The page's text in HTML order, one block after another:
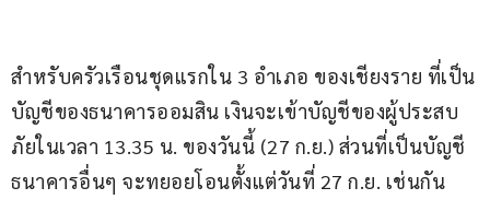
สำหรับครัวเรือนชุดแรกใน 3 อำเภอ ของเชียงราย ที่เป็น
บัญชีของธนาคารออมสิน เงินจะเข้าบัญชีของผู้ประสบ
ภัยในเวลา 13.35 น. ของวันนี้ (27 ก.ย.) ส่วนที่เป็นบัญชี
ธนาคารอื่นๆ จะทยอยโอนตั้งแต่วันที่ 27 ก.ย. เช่นกัน